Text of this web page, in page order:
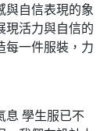
與自信表現的象
現活力與自信的
每一件服裝，力
息 學生服已不